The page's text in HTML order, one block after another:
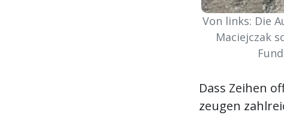
Von links: Die
Maciejczak
Dass Zeihen
zeugen